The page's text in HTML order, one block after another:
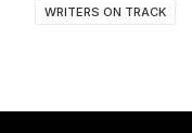
WRITERS ON TRACK